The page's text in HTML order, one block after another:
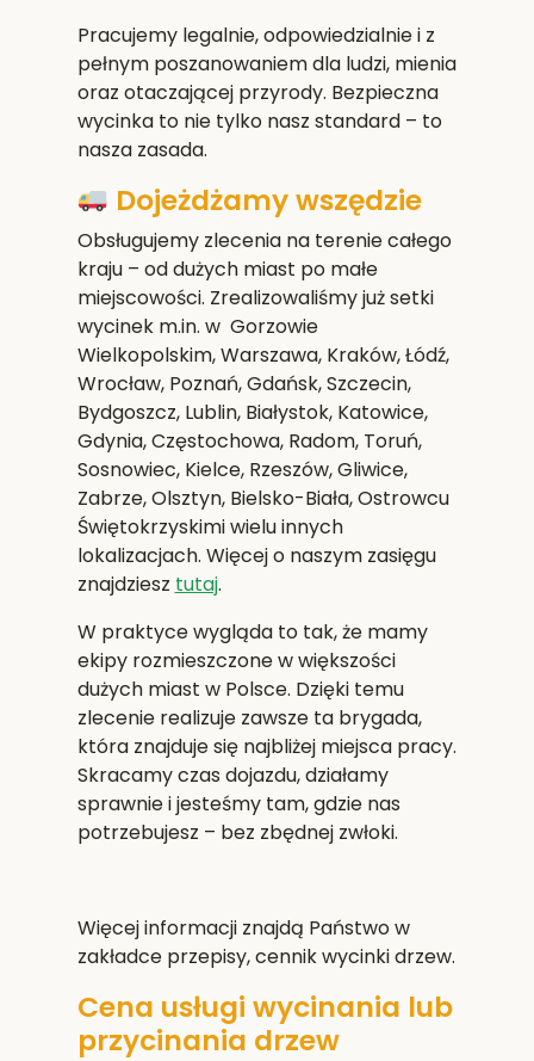
Pracujemy legalnie, odpowiedzialnie i z
pełnym poszanowaniem dla ludzi, mienia
oraz otaczającej przyrody. Bezpieczna
wycinka to nie tylko nasz standard – to
nasza zasada.
Dojeżdżamy wszędzie
Obsługujemy zlecenia na terenie całego
kraju – od dużych miast po małe
miejscowości. Zrealizowaliśmy już setki
wycinek m.in. w Gorzowie
Wielkopolskim,Warszawa, Kraków, Łódź,
Wrocław, Poznań, Gdańsk, Szczecin,
Bydgoszcz, Lublin, Białystok, Katowice,
Gdynia, Częstochowa, Radom, Toruń,
Sosnowiec, Kielce, Rzeszów, Gliwice,
Zabrze, Olsztyn, Bielsko-Biała, Ostrowcu
Świętokrzyskimi wielu innych
lokalizacjach. Więcej o naszym zasięgu
znajdziesz tutaj.
W praktyce wygląda to tak, że mamy
ekipy rozmieszczone w większości
dużych miast w Polsce. Dzięki temu
zlecenie realizuje zawsze ta brygada,
która znajduje się najbliżej miejsca pracy.
Skracamy czas dojazdu, działamy
sprawnie i jesteśmy tam, gdzie nas
potrzebujesz – bez zbędnej zwłoki.
Więcej informacji znajdą Państwo w
zakładce przepisy, cennik wycinki drzew.
Cena usługi wycinania lub
przycinania drzew